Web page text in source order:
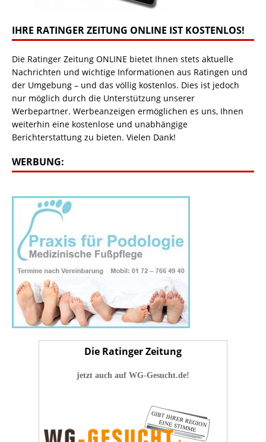
IHRE RATINGER ZEITUNG ONLINE IST KOSTENLOS!
Die Ratinger Zeitung ONLINE bietet Ihnen stets aktuelle
Nachrichten und wichtige Informationen aus Ratingen und
der Umgebung – und das völlig kostenlos. Dies ist jedoch
nur möglich durch die Unterstützung unserer
Werbepartner. Werbeanzeigen ermöglichen es uns, Ihnen
weiterhin eine kostenlose und unabhängige
Berichterstattung zu bieten. Vielen Dank!
WERBUNG:
Die Ratinger Zeitung
jetzt auch auf WG-Gesucht.de!